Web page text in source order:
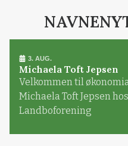
3. AUG.
Michaela Toft Jepsen
Velkommen til
Michaela Toft Jepsen
Landboforening